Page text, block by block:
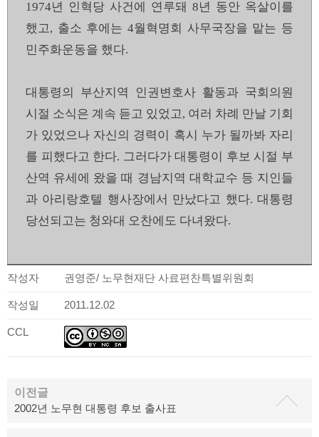
1974년 인혁당 사건에 연루돼 8년 동안 옥살이를
했고, 출소 후에는 4월혁명회 사무국장을 맡는 등
민주화운동을 했다.
대통령의 부산지역 인권변호사 활동과 국회의원
시절 소식은 계속 듣고 있었고, 여러 차례 만날 기회
가 있었으나 자신의 경력이 혹시 누가 될까봐 자리
를 피했다고 한다. 그러다가 대통령이 후보 시절 부
산역 유세에 왔을 때 경남지역 대학교수 등 지인들
과 아리랑호텔 행사장에서 만났다고 했다. 대통령
당선되고는 청와대 오찬에도 다녀왔다.
작성자 권영준/ 노무현재단 사료편찬특별위원회
작성일 2011.12.02
CCL
이전글
2002년 노무현 대통령 후보 출사표